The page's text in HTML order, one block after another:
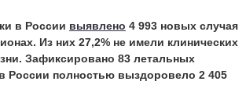
в России выявлено 4 993 новых случая
Из них 27,2% не имели клинических
Зафиксировано 83 летальных
России полностью выздоровело 2 405